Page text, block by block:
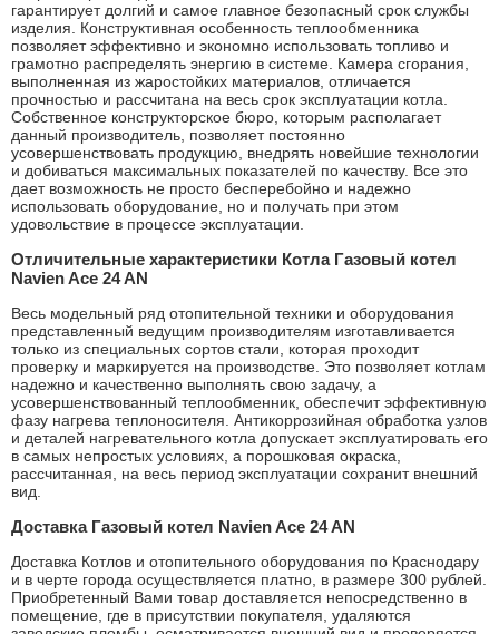
гарантирует долгий и самое главное безопасный срок службы
изделия. Конструктивная особенность теплообменника
позволяет эффективно и экономно использовать топливо и
грамотно распределять энергию в системе. Камера сгорания,
выполненная из жаростойких материалов, отличается
прочностью и рассчитана на весь срок эксплуатации котла.
Собственное конструкторское бюро, которым располагает
данный производитель, позволяет постоянно
усовершенствовать продукцию, внедрять новейшие технологии
и добиваться максимальных показателей по качеству. Все это
дает возможность не просто бесперебойно и надежно
использовать оборудование, но и получать при этом
удовольствие в процессе эксплуатации.
Отличительные характеристики Котла Газовый котел
Navien Ace 24 AN
Весь модельный ряд отопительной техники и оборудования
представленный ведущим производителям изготавливается
только из специальных сортов стали, которая проходит
проверку и маркируется на производстве. Это позволяет котлам
надежно и качественно выполнять свою задачу, а
усовершенствованный теплообменник, обеспечит эффективную
фазу нагрева теплоносителя. Антикоррозийная обработка узлов
и деталей нагревательного котла допускает эксплуатировать его
в самых непростых условиях, а порошковая окраска,
рассчитанная, на весь период эксплуатации сохранит внешний
вид.
Доставка Газовый котел Navien Ace 24 AN
Доставка Котлов и отопительного оборудования по Краснодару
и в черте города осуществляется платно, в размере 300 рублей.
Приобретенный Вами товар доставляется непосредственно в
помещение, где в присутствии покупателя, удаляются